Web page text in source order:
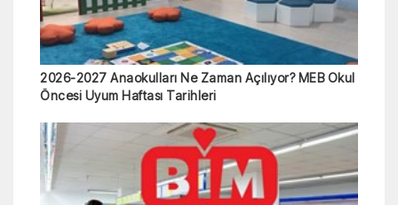
2026-2027 Anaokulları Ne Zaman Açılıyor? MEB Okul
Öncesi Uyum Haftası Tarihleri